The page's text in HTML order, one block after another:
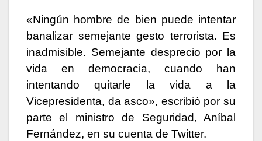
«Ningún hombre de bien puede intentar
banalizar semejante gesto terrorista. Es
inadmisible. Semejante desprecio por la
vida en democracia, cuando han
intentando quitarle la vida a la
Vicepresidenta, da asco», escribió por su
parte el ministro de Seguridad, Aníbal
Fernández, en su cuenta de Twitter.